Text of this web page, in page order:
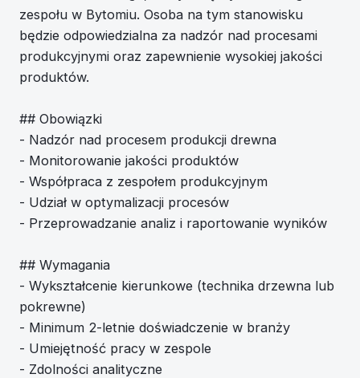
zespołu w Bytomiu. Osoba na tym stanowisku
będzie odpowiedzialna za nadzór nad procesami
produkcyjnymi oraz zapewnienie wysokiej jakości
produktów.
## Obowiązki
- Nadzór nad procesem produkcji drewna
- Monitorowanie jakości produktów
- Współpraca z zespołem produkcyjnym
- Udział w optymalizacji procesów
- Przeprowadzanie analiz i raportowanie wyników
## Wymagania
- Wykształcenie kierunkowe (technika drzewna lub
pokrewne)
- Minimum 2-letnie doświadczenie w branży
- Umiejętność pracy w zespole
- Zdolności analityczne